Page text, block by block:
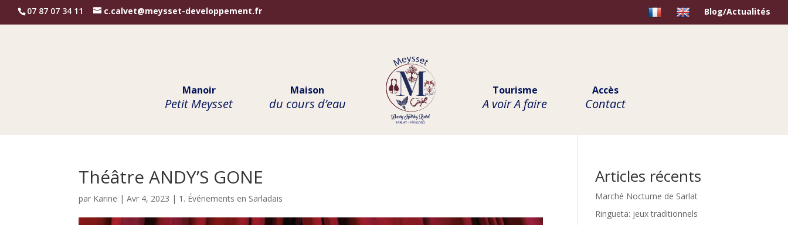
07 87 07 34 11 c.calvet@meysset-developpement.fr Blog/Actualités
Manoir
Petit Meysset
Maison
du cours d’eau
Tourisme
A voir A faire
Accès
Contact
Théâtre ANDY’S GONE
par Karine |Avr 4, 2023 | 1. Événements en Sarladais
Articles récents
Marché Nocturne de Sarlat
Ringueta: jeux traditionnels